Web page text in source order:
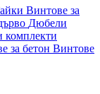
Винтове за
Дюбели
за бетон Винтове